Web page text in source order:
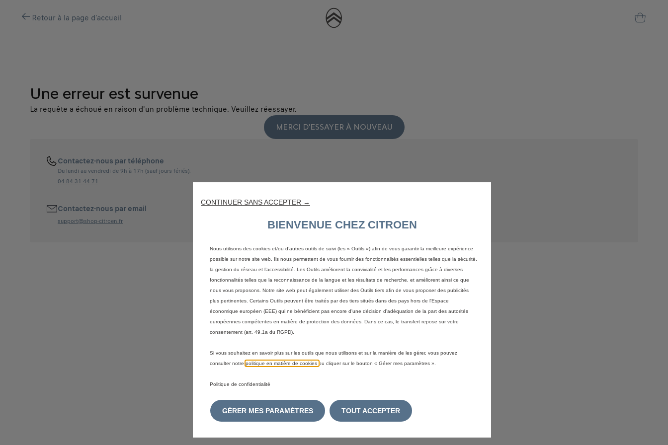
Retour à la page d'accueil
Une erreur est survenue
La requête a échoué en raison d'un problème technique. Veuillez réessayer.
MERCI D'ESSAYER À NOUVEAU
Contactez-nous par téléphone
Du lundi au vendredi de 9h à 17h (sauf jours fériés).
04 84 31 44 71
Contactez-nous par email
support@shop-citroen.fr
CONTINUER SANS ACCEPTER →
BIENVENUE CHEZ CITROEN
Nous utilisons des cookies et/ou d’autres outils de suivi (les « Outils ») afin de vous garantir la meilleure expérience
possible sur notre site web. Ils nous permettent de vous fournir des fonctionnalités essentielles telles que la sécurité,
la gestion du réseau et l’accessibilité. Les Outils améliorent la convivialité et les performances grâce à diverses
fonctionnalités telles que la reconnaissance de la langue et les résultats de recherche, et améliorent ainsi ce que
nous vous proposons. Notre site web peut également utiliser des Outils tiers afin de vous proposer des publicités
plus pertinentes. Certains Outils peuvent être traités par des tiers situés dans des pays hors de l'Espace
économique européen (EEE) qui ne bénéficient pas encore d'une décision d'adéquation de la part des autorités
européennes compétentes en matière de protection des données. Dans ce cas, le transfert repose sur votre
consentement (art. 49.1a du RGPD).
Si vous souhaitez en savoir plus sur les outils que nous utilisons et sur la manière de les gérer, vous pouvez
consulter notre politique en matière de cookies ou cliquer sur le bouton « Gérer mes paramètres ».
Politique de confidentialité
GÉRER MES PARAMÈTRES TOUT ACCEPTER